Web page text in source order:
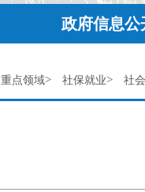
政府信息公
重点领域> 社保就业> 社